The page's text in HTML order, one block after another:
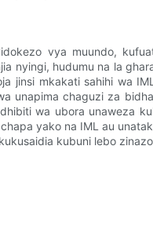
vya muundo,
nyingi, hudumu na la
jinsi mkakati sahihi wa
unapima chaguzi za
wa ubora unaweza
yako na IML au
kubuni lebo